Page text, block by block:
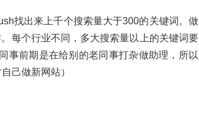
找出来上千个搜索量大于300的关键词。做
每个行业不同，多大搜索量以上的关键词要
事前期是在给别的老同事打杂做助理，所以
己做新网站）